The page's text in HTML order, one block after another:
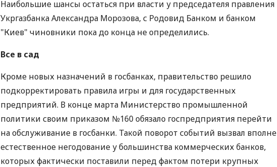
Наибольшие шансы остаться при власти у председателя правления
Укргазбанка Александра Морозова, с Родовид Банком и банком
"Киев" чиновники пока до конца не определились.
Все в сад
Кроме новых назначений в госбанках, правительство решило
подкорректировать правила игры и для государственных
предприятий. В конце марта Министерство промышленной
политики своим приказом №160 обязало госпредприятия перейти
на обслуживание в госбанки. Такой поворот событий вызвал вполне
естественное негодование у большинства коммерческих банков,
которых фактически поставили перед фактом потери крупных